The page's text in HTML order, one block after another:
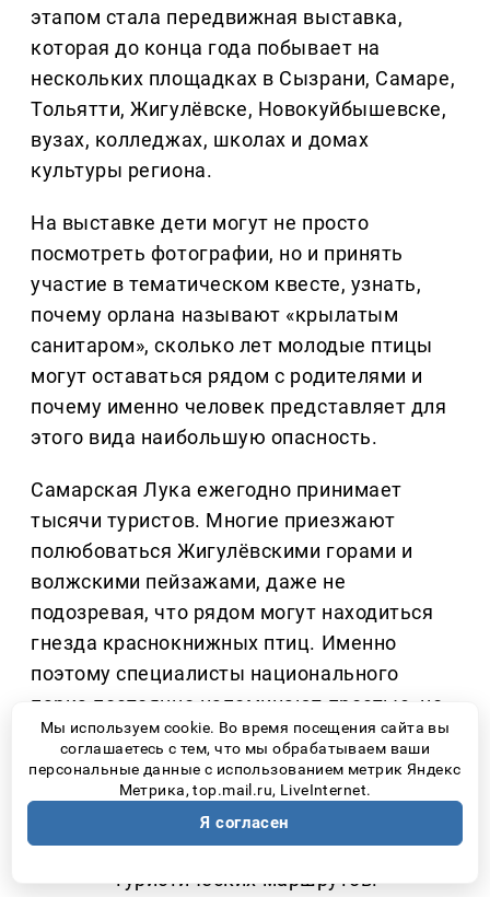
этапом стала передвижная выставка,
которая до конца года побывает на
нескольких площадках в Сызрани, Самаре,
Тольятти, Жигулёвске, Новокуйбышевске,
вузах, колледжах, школах и домах
культуры региона.
На выставке дети могут не просто
посмотреть фотографии, но и принять
участие в тематическом квесте, узнать,
почему орлана называют «крылатым
санитаром», сколько лет молодые птицы
могут оставаться рядом с родителями и
почему именно человек представляет для
этого вида наибольшую опасность.
Самарская Лука ежегодно принимает
тысячи туристов. Многие приезжают
полюбоваться Жигулёвскими горами и
волжскими пейзажами, даже не
подозревая, что рядом могут находиться
гнезда краснокнижных птиц. Именно
поэтому специалисты национального
парка постоянно напоминают простые, но
очень важные правила:
Не приближаться к гнездам диких
Не сходить с официальных
туристических маршрутов.
Мы используем cookie. Во время посещения сайта вы
соглашаетесь с тем, что мы обрабатываем ваши
персональные данные с использованием метрик Яндекс
Метрика, top.mail.ru, LiveInternet.
Я согласен